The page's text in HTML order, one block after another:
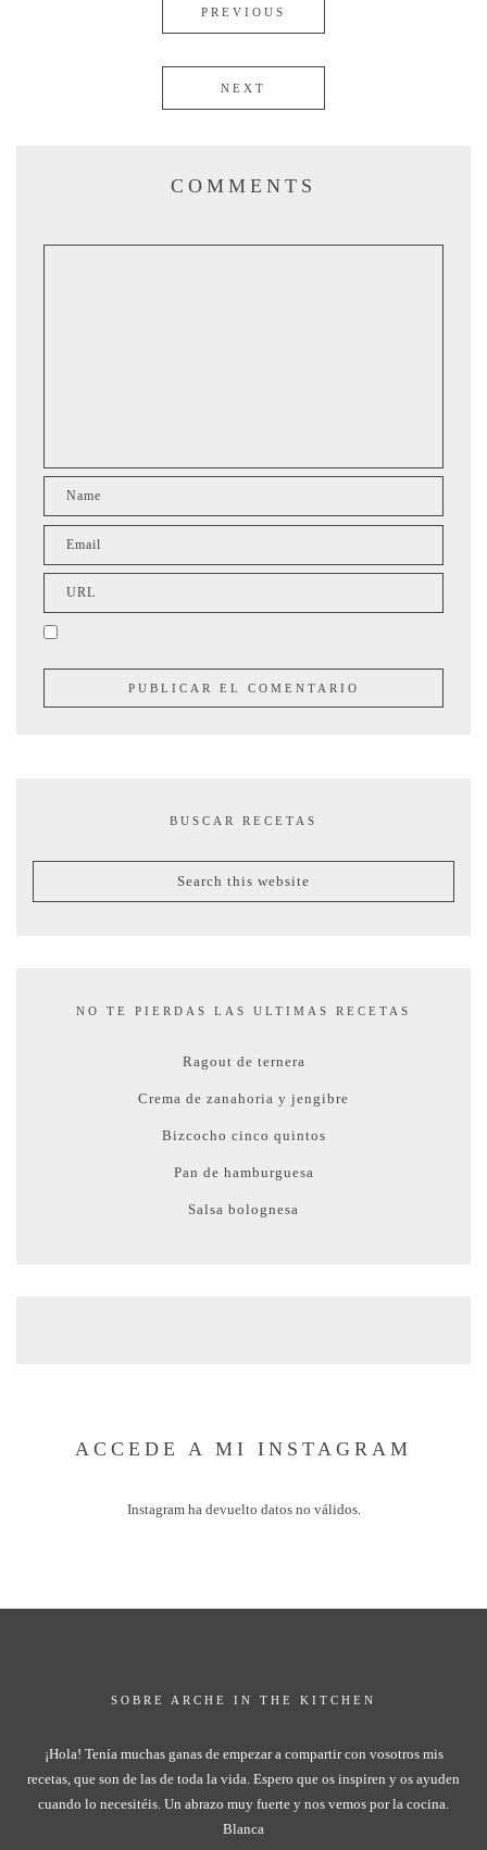
PREVIOUS
NEXT
COMMENTS
BUSCAR RECETAS
NO TE PIERDAS LAS ULTIMAS RECETAS
Ragout de ternera
Crema de zanahoria y jengibre
Bizcocho cinco quintos
Pan de hamburguesa
Salsa bolognesa
ACCEDE A MI INSTAGRAM
Instagram ha devuelto datos no válidos.
SOBRE ARCHE IN THE KITCHEN
¡Hola! Tenía muchas ganas de empezar a compartir con vosotros mis
recetas, que son de las de toda la vida. Espero que os inspiren y os ayuden
cuando lo necesitéis. Un abrazo muy fuerte y nos vemos por la cocina.
Blanca